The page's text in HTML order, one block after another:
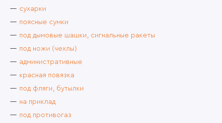
сухарки
поясные сумки
под дымовые шашки, сигнальные ракеты
под ножи (чехлы)
административные
красная повязка
под фляги, бутылки
на приклад
под противогаз